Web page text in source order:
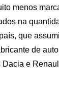
menos
na
que
de
Dacia e